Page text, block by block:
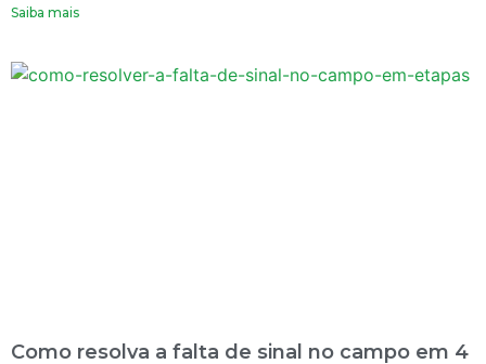
Saiba mais
Como resolva a falta de sinal no campo em 4